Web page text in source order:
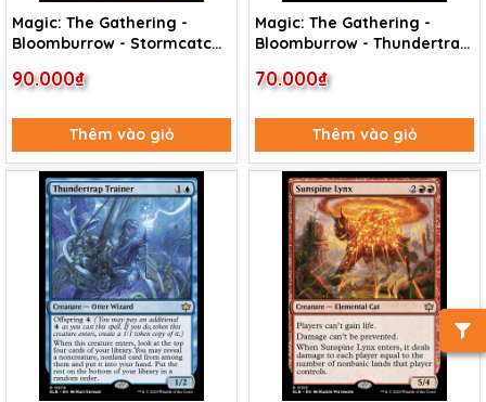
Magic: The Gathering -
Bloomburrow - Stormcatch
90.000₫
Thêm vào giỏ
Magic: The Gathering -
Bloomburrow - Thundertrap
70.000₫
Thêm vào giỏ